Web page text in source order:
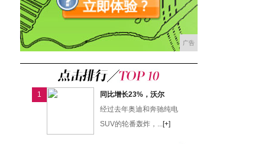
广告
1
同比增长23%，沃尔
经过去年奥迪和奔驰纯电
SUV的轮番轰炸，...[+]